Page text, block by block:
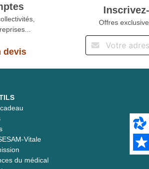
devis
Offres
Vitale
du médical